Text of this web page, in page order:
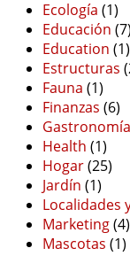
Ecología (1)
Educación (7)
Education (1)
Estructuras
Fauna (1)
Finanzas (6)
Gastronomía
Health (1)
Hogar(25)
Jardín (1)
Localidades
Marketing(4)
Mascotas (1)